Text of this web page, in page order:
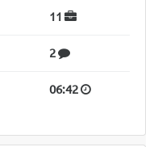
11
2
06:42